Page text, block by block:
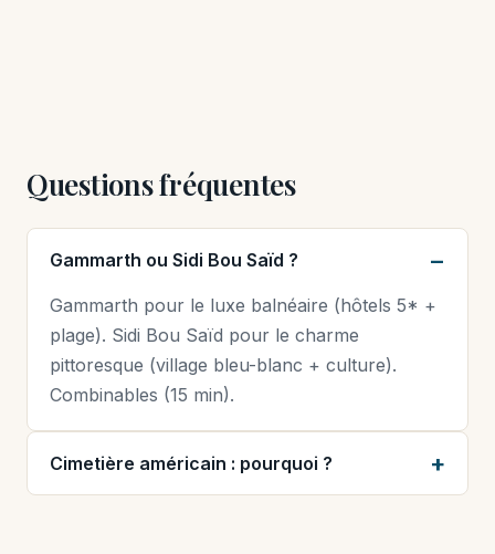
Questions fréquentes
Gammarth ou Sidi Bou Saïd ?
Gammarth pour le luxe balnéaire (hôtels 5* +
plage). Sidi Bou Saïd pour le charme
pittoresque (village bleu-blanc + culture).
Combinables (15 min).
Cimetière américain : pourquoi ?